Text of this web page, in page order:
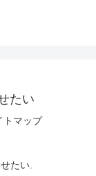
たい
トマップ
たい.